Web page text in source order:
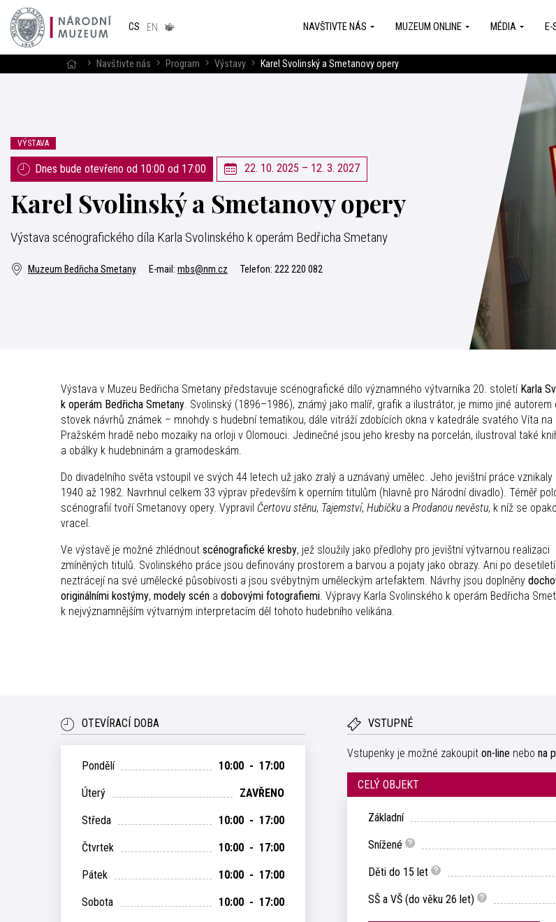
CS EN
v českém
NAVŠTIVTE NÁS MUZEUM ONLINE MÉDIA E-
Navštivte nás Program Výstavy Karel Svolinský a Smetanovy opery
VÝSTAVA
Dnes bude otevřeno od 10:00 od 17:00 22. 10. 2025 – 12. 3. 2027
Karel Svolinský a Smetanovy opery
Výstava scénografického díla Karla Svolinského k operám Bedřicha Smetany
Muzeum Bedřicha Smetany E-mail: mbs@nm.cz Telefon: 222 220 082
Výstava v Muzeu Bedřicha Smetany představuje scénografické dílo významného výtvarníka 20. století Karla
k operám Bedřicha Smetany. Svolinský (1896–1986), známý jako malíř, grafik a ilustrátor, je mimo jiné autorem
stovek návrhů známek – mnohdy s hudební tematikou, dále vitráží zdobících okna v katedrále svatého Víta na
Pražském hradě nebo mozaiky na orloji v Olomouci. Jedinečné jsou jeho kresby na porcelán, ilustroval také
a obálky k hudebninám a gramodeskám.
Do divadelního světa vstoupil ve svých 44 letech už jako zralý a uznávaný umělec. Jeho jevištní práce vznikaly
1940 až 1982. Navrhnul celkem 33 výprav především k operním titulům (hlavně pro Národní divadlo). Téměř
scénografií tvoří Smetanovy opery. Vypravil Čertovu stěnu, Tajemství, Hubičku a Prodanou nevěstu, k níž se
vracel.
Ve výstavě je možné zhlédnout scénografické kresby, jež sloužily jako předlohy pro jevištní výtvarnou realizaci
zmíněných titulů. Svolinského práce jsou definovány prostorem a barvou a pojaty jako obrazy. Ani po
neztrácejí na své umělecké působivosti a jsou svébytným uměleckým artefaktem. Návrhy jsou doplněny
originálními kostýmy, modely scén a dobovými fotografiemi. Výpravy Karla Svolinského k operám Bedřicha
k nejvýznamnějším výtvarným interpretacím děl tohoto hudebního velikána.
OTEVÍRACÍ DOBA
Pondělí 10:00 - 17:00
Úterý ZAVŘENO
Středa 10:00 - 17:00
Čtvrtek 10:00 - 17:00
Pátek 10:00 - 17:00
Sobota 10:00 - 17:00
VSTUPNÉ
Vstupenky je možné zakoupit on-line nebo na
CELÝ OBJEKT
Základní
Snížené
Děti do 15 let
SŠ a VŠ (do věku 26 let)